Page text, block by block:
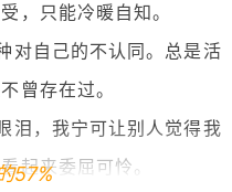
，只能冷暖自知。
对自己的不认同。总是活
曾存在过。
泪，我宁可让别人觉得我
起来委屈可怜。
57%